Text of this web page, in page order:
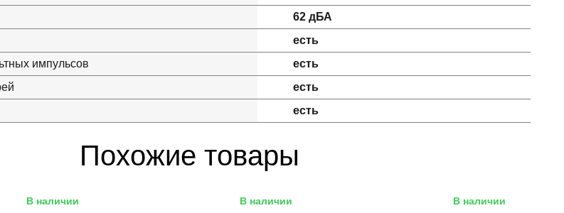
62 дБА
есть
импульсов
есть
есть
есть
Похожие товары
В наличии В наличии В наличии